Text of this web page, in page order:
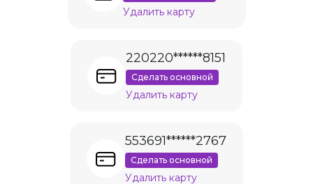
Удалить карту
220220******8151
Сделать основной
Удалить карту
553691******2767
Сделать основной
Удалить карту